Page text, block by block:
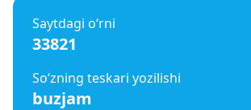
Saytdagi o‘rni
33821
So‘zning teskari yozilishi
buzjam